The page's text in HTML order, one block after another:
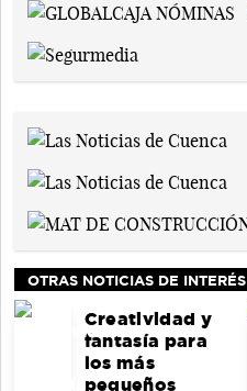
OTRAS NOTICIAS DE INTERÉS
Creatividad y
fantasía para
los más
pequeños